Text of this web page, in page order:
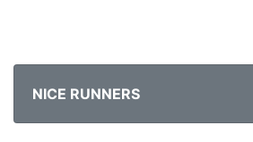
NICE RUNNERS